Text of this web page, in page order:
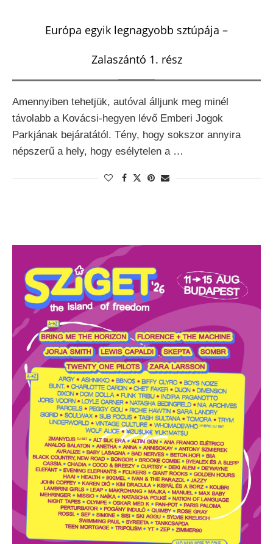
Európa egyik legnagyobb sztúpája –
Zalaszántó 1. rész
Amennyiben tehetjük, autóval álljunk meg minél
távolabb a Kovácsi-hegyen lévő Emberi Jogok
Parkjának bejáratától. Tény, hogy sokszor annyira
népszerű a hely, hogy esélytelen a …